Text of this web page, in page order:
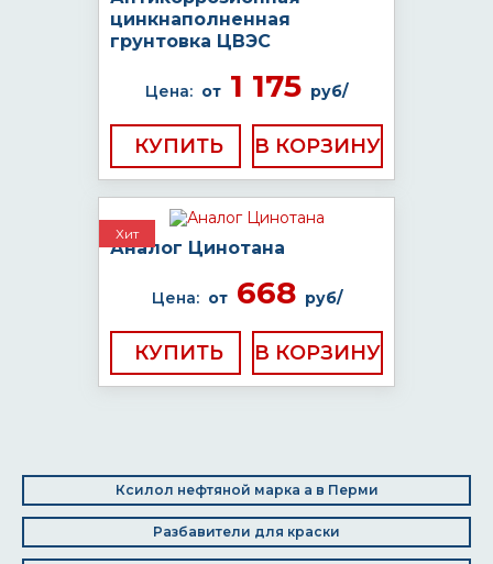
цинкнаполненная
грунтовка ЦВЭС
Цена: от 1 175 руб/
КУПИТЬ
Хит
Аналог Цинотана
Цена: от668 руб/
КУПИТЬ
Ксилол нефтяной марка а в Перми
Разбавители для краски